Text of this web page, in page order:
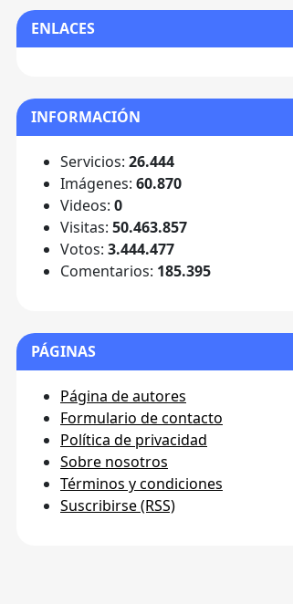
ENLACES
INFORMACIÓN
Servicios: 26.444
Imágenes: 60.870
Videos: 0
Visitas: 50.463.857
Votos: 3.444.477
Comentarios: 185.395
PÁGINAS
Página de autores
Formulario de contacto
Política de privacidad
Sobre nosotros
Términos y condiciones
Suscribirse (RSS)